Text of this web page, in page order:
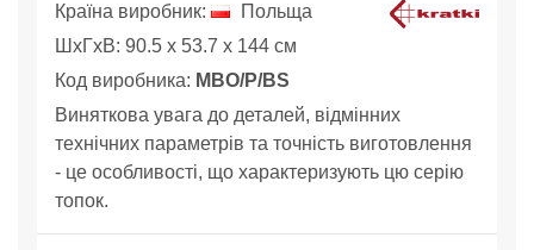
Країна виробник:
Польща
ШхГхВ: 90.5 x 53.7 x 144 см
Код виробника: MBO/P/BS
Виняткова увага до деталей, відмінних
технічних параметрів та точність виготовлення
- це особливості, що характеризують цю серію
топок.